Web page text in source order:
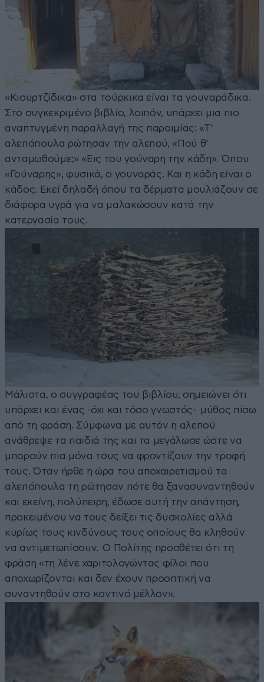
«Κιουρτζίδικα» στα τούρκικα είναι τα γουναράδικα.
Στο συγκεκριμένο βιβλίο, λοιπόν, υπάρχει μια πιο
αναπτυγμένη παραλλαγή της παροιμίας: «Τ’
αλεπόπουλα ρώτησαν την αλεπού, «Πού θ’
ανταμωθούμε;» «Εις του γούναρη την κάδη». Όπου
«Γούναρης», φυσικά, ο γουναράς. Και η κάδη είναι ο
κάδος. Εκεί δηλαδή όπου τα δέρματα μουλιάζουν σε
διάφορα υγρά για να μαλακώσουν κατά την
κατεργασία τους.
Μάλιστα, ο συγγραφέας του βιβλίου, σημειώνει ότι
υπάρχει και ένας -όχι και τόσο γνωστός- μύθος πίσω
από τη φράση. Σύμφωνα με αυτόν η αλεπού
ανάθρεψε τα παιδιά της και τα μεγάλωσε ώστε να
μπορούν πια μόνα τους να φροντίζουν την τροφή
τους. Όταν ήρθε η ώρα του αποχαιρετισμού τα
αλεπόπουλα τη ρώτησαν πότε θα ξανασυναντηθούν
και εκείνη, πολύπειρη, έδωσε αυτή την απάντηση,
προκειμένου να τους δείξει τις δυσκολίες αλλά
κυρίως τους κινδύνους τους οποίους θα κληθούν
να αντιμετωπίσουν. Ο Πολίτης προσθέτει ότι τη
φράση «τη λένε χαριτολογώντας φίλοι που
αποχωρίζονται και δεν έχουν προοπτική να
συναντηθούν στο κοντινό μέλλον».